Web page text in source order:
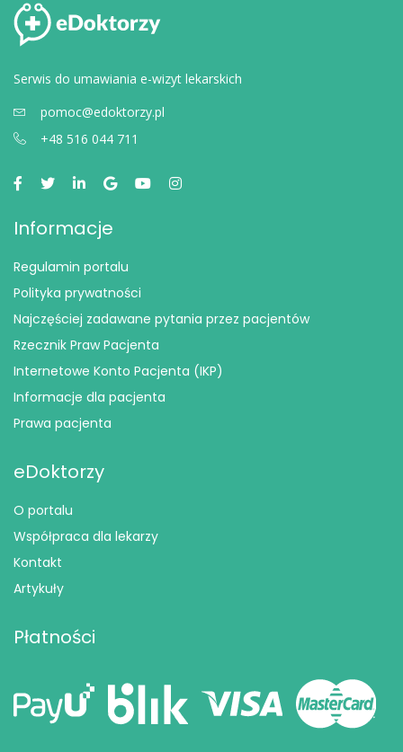
Serwis do umawiania e-wizyt lekarskich
pomoc@edoktorzy.pl
+48 516 044 711
Informacje
Regulamin portalu
Polityka prywatności
Najczęściej zadawane pytania przez pacjentów
Rzecznik Praw Pacjenta
Internetowe Konto Pacjenta (IKP)
Informacje dla pacjenta
Prawa pacjenta
eDoktorzy
O portalu
Współpraca dla lekarzy
Kontakt
Artykuły
Płatności